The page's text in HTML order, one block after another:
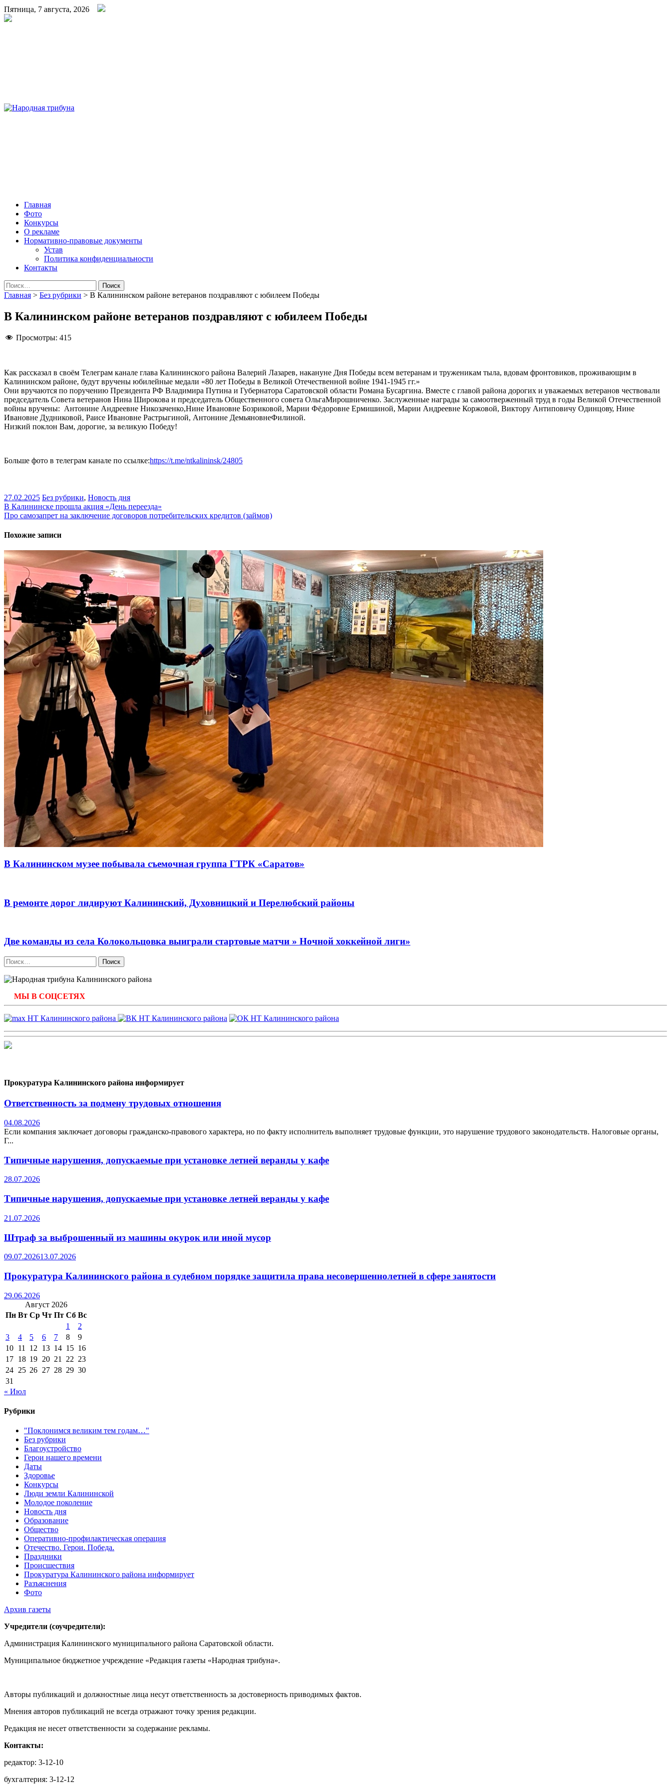
Пятница, 7 августа, 2026
Народная трибуна
Калининская районная газета
Главная
Фото
Конкурсы
О рекламе
Нормативно-правовые документы
Устав
Политика конфиденциальности
Контакты
Найти:
Главная > Без рубрики > В Калининском районе ветеранов поздравляют с юбилеем Победы
В Калининском районе ветеранов поздравляют с юбилеем Победы
Просмотры: 415
Как рассказал в своём Телеграм канале глава Калининского района Валерий Лазарев, накануне Дня Победы всем ветеранам и труженикам тыла, вдовам фронтовиков, проживающим в
Калининском районе, будут вручены юбилейные медали «80 лет Победы в Великой Отечественной войне 1941-1945 гг.»
Они вручаются по поручению Президента РФ Владимира Путина и Губернатора Саратовской области Романа Бусаргина. Вместе с главой района дорогих и уважаемых ветеранов чествовали
председатель Совета ветеранов Нина Широкова и председатель Общественного совета ОльгаМирошниченко. Заслуженные награды за самоотверженный труд в годы Великой Отечественной
войны вручены: Антонине Андреевне Никозаченко,Нине Ивановне Бозриковой, Марии Фёдоровне Ермишиной, Марии Андреевне Коржовой, Виктору Антиповичу Одинцову, Нине
Ивановне Дудниковой, Раисе Ивановне Растрыгиной, Антонине ДемьяновнеФилиной.
Низкий поклон Вам, дорогие, за великую Победу!
Больше фото в телеграм канале по ссылке:https://t.me/ntkalininsk/24805
27.02.2025 Без рубрики, Новость дня
Навигация
по
записям
В Калининске прошла акция «День переезда»
Про самозапрет на заключение договоров потребительских кредитов (займов)
Похожие записи
В Калининском музее побывала съемочная группа ГТРК «Саратов»
В ремонте дорог лидируют Калининский, Духовницкий и Перелюбский районы
Две команды из села Колокольцовка выиграли стартовые матчи » Ночной хоккейной лиги»
Найти:
МЫ В СОЦСЕТЯХ
Прокуратура Калининского района информирует
Ответственность за подмену трудовых отношения
04.08.2026
Если компания заключает договоры гражданско-правового характера, но по факту исполнитель выполняет трудовые функции, это нарушение трудового законодательств. Налоговые органы,
Г...
Типичные нарушения, допускаемые при установке летней веранды у кафе
28.07.2026
Типичные нарушения, допускаемые при установке летней веранды у кафе
21.07.2026
Штраф за выброшенный из машины окурок или иной мусор
09.07.202613.07.2026
Прокуратура Калининского района в судебном порядке защитила права несовершеннолетней в сфере занятости
29.06.2026
Август 2026
Пн Вт Ср Чт Пт Сб Вс
1
2
3
4 5 6 7 8
9
10 11 12 13 14 15 16
17 18 19 20 21 22 23
24 25 26 27 28 29 30
31
« Июл
Рубрики
"Поклонимся великим тем годам…"
Без рубрики
Благоустройство
Герои нашего времени
Даты
Здоровье
Конкурсы
Люди земли Калининской
Молодое поколение
Новость дня
Образование
Общество
Оперативно-профилактическая операция
Отечество. Герои. Победа.
Праздники
Происшествия
Прокуратура Калининского района информирует
Разъяснения
Фото
Архив газеты
Учредители (соучредители):
Администрация Калининского муниципального района Саратовской области.
Муниципальное бюджетное учреждение «Редакция газеты «Народная трибуна».
Авторы публикаций и должностные лица несут ответственность за достоверность приводимых фактов.
Мнения авторов публикаций не всегда отражают точку зрения редакции.
Редакция не несет ответственности за содержание рекламы.
Контакты:
редактор: 3-12-10
бухгалтерия: 3-12-12